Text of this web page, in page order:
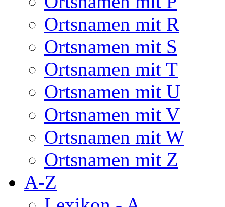
Ortsnamen mit R
Ortsnamen mit S
Ortsnamen mit T
Ortsnamen mit U
Ortsnamen mit V
Ortsnamen mit W
Ortsnamen mit Z
A-Z